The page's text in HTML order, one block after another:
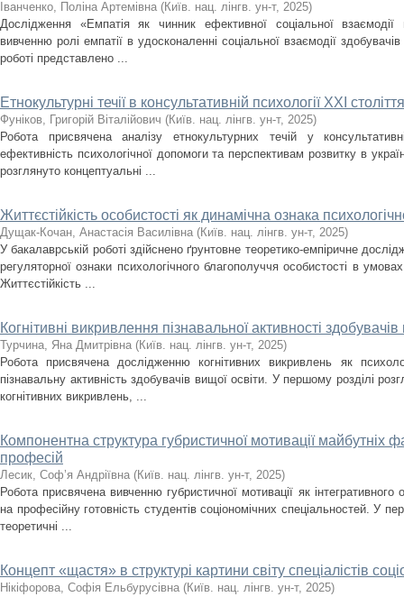
Іванченко, Поліна Артемівна (Київ. нац. лінгв. ун-т, 2025)
Дослідження «Емпатія як чинник ефективної соціальної
вивченню ролі емпатії в удосконаленні соціальної взаємодії
роботі представлено ...
Етнокультурні течії в консультативній психології XXI століття
Фуніков, Григорій Віталійович (Київ. нац. лінгв. ун-т, 2025)
Робота присвячена аналізу етнокультурних течій у
ефективність психологічної допомоги та перспективам розвитку в
розглянуто концептуальні ...
Життєстійкість особистості як динамічна ознака
Дущак-Кочан, Анастасія Василівна (Київ. нац. лінгв. ун-т, 2025)
У бакалаврській роботі здійснено ґрунтовне теоретико-емпіричне
регуляторної ознаки психологічного благополуччя особистості в
Життєстійкість ...
Когнітивні викривлення пізнавальної активності
Турчина, Яна Дмитрівна (Київ. нац. лінгв. ун-т, 2025)
Робота присвячена дослідженню когнітивних викривлень як
пізнавальну активність здобувачів вищої освіти. У першому розділі
когнітивних викривлень, ...
Компонентна структура губристичної мотивації майбутніх
професій
Лесик, Соф’я Андріївна (Київ. нац. лінгв. ун-т, 2025)
Робота присвячена вивченню губристичної мотивації як
на професійну готовність студентів соціономічних спеціальностей. У
теоретичні ...
Концепт «щастя» в структурі картини світу спеціалістів
Нікіфорова, Софія Ельбурусівна (Київ. нац. лінгв. ун-т, 2025)